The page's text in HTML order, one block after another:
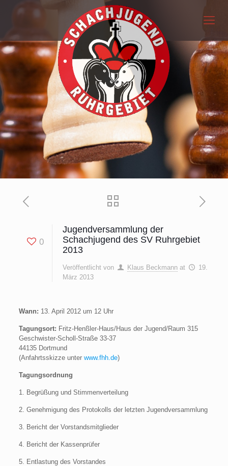
0
Jugendversammlung der
Schachjugend des SV Ruhrgebiet
2013
Veröffentlicht von Klaus Beckmann at
19.
März 2013
Wann: 13. April 2012 um 12 Uhr
Tagungsort: Fritz-Henßler-Haus/Haus der Jugend/Raum 315
Geschwister-Scholl-Straße 33-37
44135 Dortmund
(Anfahrtsskizze unter www.fhh.de)
Tagungsordnung
1. Begrüßung und Stimmenverteilung
2. Genehmigung des Protokolls der letzten Jugendversammlung
3. Bericht der Vorstandsmitglieder
4. Bericht der Kassenprüfer
5. Entlastung des Vorstandes